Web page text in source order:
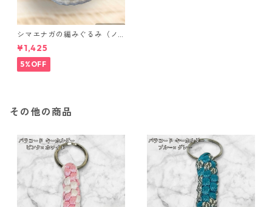
シマエナガの編みぐるみ（ノ
ーマル）
¥1,425
5%OFF
その他の商品